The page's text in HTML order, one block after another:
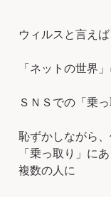
ウィルスと言えば
「ネットの世界
ＳＮＳでの「乗
恥ずかしながら、
「乗っ取り」に
複数の人に